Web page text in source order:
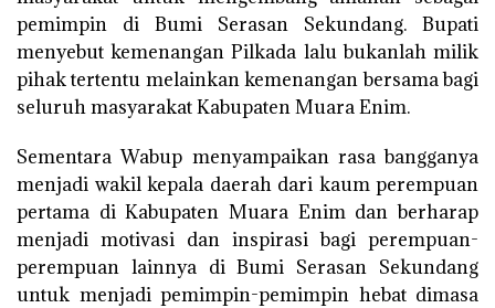
pemimpin di Bumi Serasan Sekundang. Bupati
menyebut kemenangan Pilkada lalu bukanlah milik
pihak tertentu melainkan kemenangan bersama bagi
seluruh masyarakat Kabupaten Muara Enim.
Sementara Wabup menyampaikan rasa bangganya
menjadi wakil kepala daerah dari kaum perempuan
pertama di Kabupaten Muara Enim dan berharap
menjadi motivasi dan inspirasi bagi perempuan-
perempuan lainnya di Bumi Serasan Sekundang
untuk menjadi pemimpin-pemimpin hebat dimasa